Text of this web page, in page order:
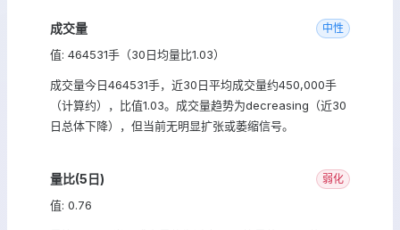
成交量 中性
值: 464531手（30日均量比1.03）
成交量今日464531手，近30日平均成交量约450,000手
（计算约），比值1.03。成交量趋势为decreasing（近30
日总体下降），但当前无明显扩张或萎缩信号。
量比(5日) 弱化
值: 0.76